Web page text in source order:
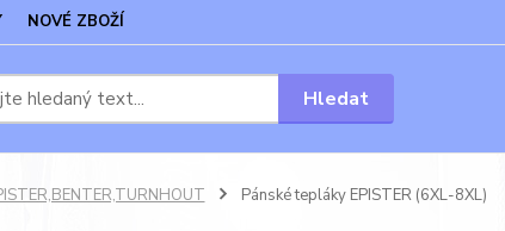
NOVÉ ZBOŽÍ
Hledat
Pánské tepláky EPISTER (6XL-8XL)